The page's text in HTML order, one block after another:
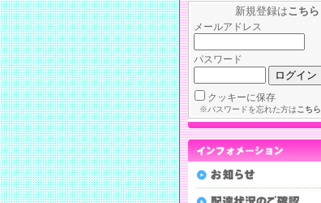
新規登録はこちら
メールアドレス
パスワード
クッキーに保存
※パスワードを忘れた方はこちら